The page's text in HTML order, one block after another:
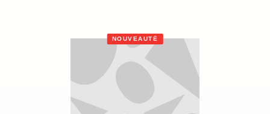
NOUVEAUTÉ